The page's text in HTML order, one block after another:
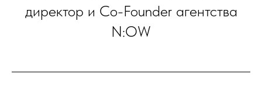
директор и Co-Founder агентства
N:OW